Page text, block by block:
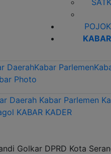
DaerahKabar Parlemen
Photo
Daerah Kabar Parlemen
KABAR KADER
Golkar DPRD Kota